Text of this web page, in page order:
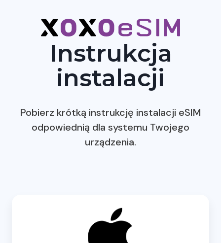
Instrukcja
instalacji
Pobierz krótką instrukcję instalacji eSIM
odpowiednią dla systemu Twojego
urządzenia.